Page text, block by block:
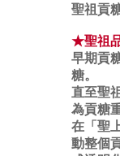
聖祖貢
★聖祖
早期貢
糖。
直至聖
為貢糖
在「聖
動整個